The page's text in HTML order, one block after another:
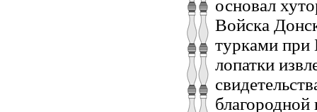
основал
Войска
турками при
лопатки